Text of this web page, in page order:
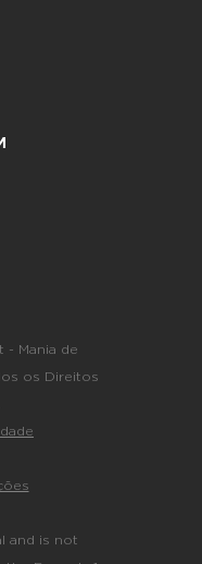
- Mania de
os Direitos
and is not